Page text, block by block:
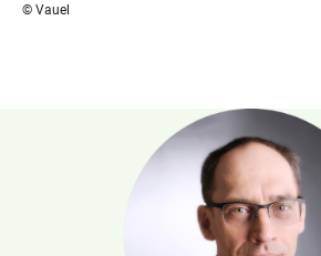
© Vauel